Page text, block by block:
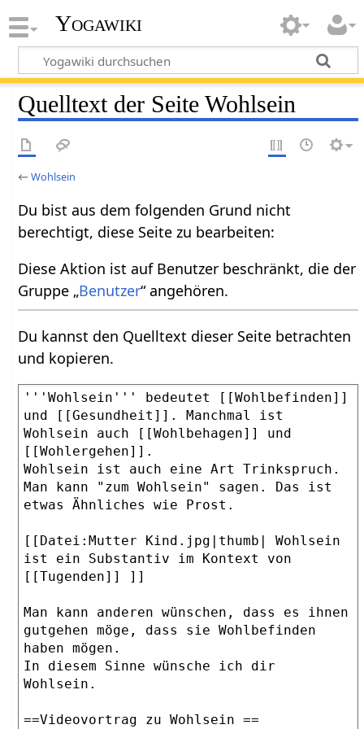
Yogawiki
Quelltext der Seite Wohlsein
←Wohlsein
Du bist aus dem folgenden Grund nicht
berechtigt, diese Seite zu bearbeiten:
Diese Aktion ist auf Benutzer beschränkt, die der
Gruppe „Benutzer“ angehören.
Du kannst den Quelltext dieser Seite betrachten
und kopieren.